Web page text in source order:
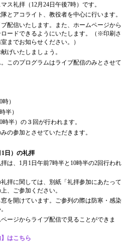
ス礼拝（12月24日午後7時）です。
とアコライト、教役者を中心に行います。
配信いたします。また、ホームページから
ードできるようにいたします。（※印刷さ
までお知らせください。）
げいたしましょう。
このプログラムはライブ配信のみとさせて
）
半）
半）の３回が行われます。
の参加とさせていただきます。
日）の礼拝
は、1月1日午前7時半と10時半の2回行われ
拝に関しては、別紙「礼拝参加にあたって
、ご参加ください。
を開けています。ご参列の際は防寒・感染
ージからライブ配信で見ることができま
はこちら